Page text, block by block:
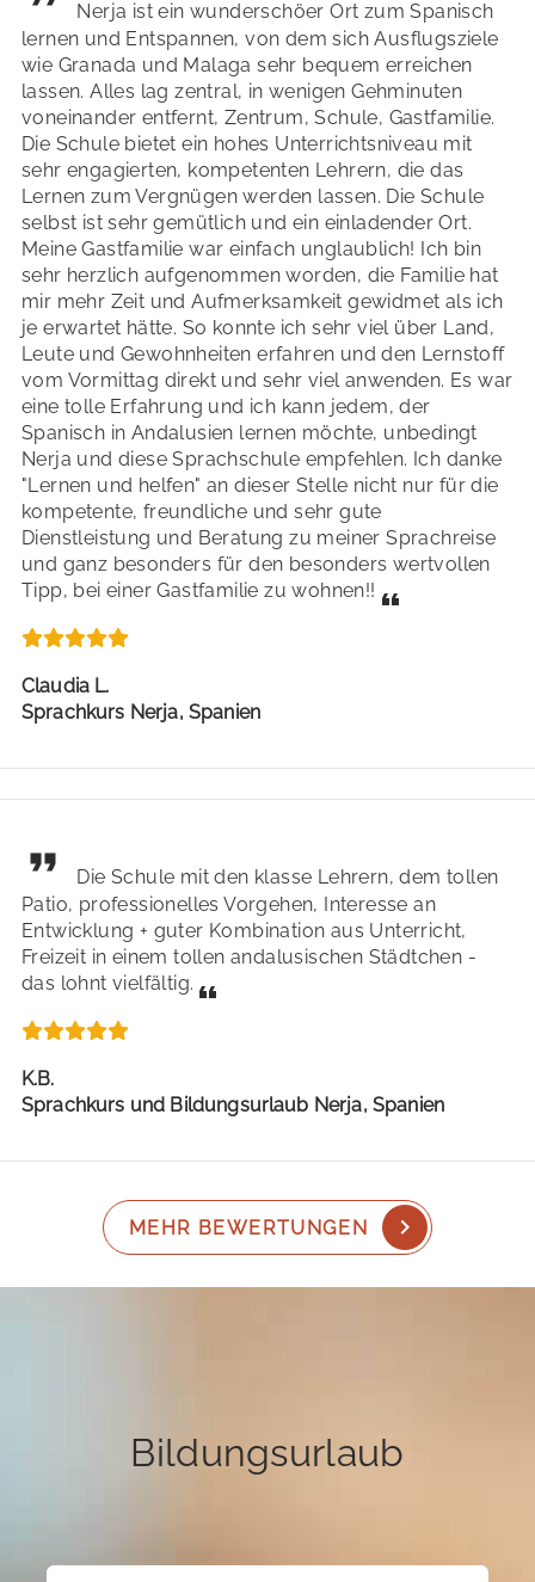
Nerja ist ein wunderschöer Ort zum Spanisch
lernen und Entspannen, von dem sich Ausflugsziele
wie Granada und Malaga sehr bequem erreichen
lassen. Alles lag zentral, in wenigen Gehminuten
voneinander entfernt, Zentrum, Schule, Gastfamilie.
Die Schule bietet ein hohes Unterrichtsniveau mit
sehr engagierten, kompetenten Lehrern, die das
Lernen zum Vergnügen werden lassen. Die Schule
selbst ist sehr gemütlich und ein einladender Ort.
Meine Gastfamilie war einfach unglaublich! Ich bin
sehr herzlich aufgenommen worden, die Familie hat
mir mehr Zeit und Aufmerksamkeit gewidmet als ich
je erwartet hätte. So konnte ich sehr viel über Land,
Leute und Gewohnheiten erfahren und den Lernstoff
vom Vormittag direkt und sehr viel anwenden. Es war
eine tolle Erfahrung und ich kann jedem, der
Spanisch in Andalusien lernen möchte, unbedingt
Nerja und diese Sprachschule empfehlen. Ich danke
"Lernen und helfen" an dieser Stelle nicht nur für die
kompetente, freundliche und sehr gute
Dienstleistung und Beratung zu meiner Sprachreise
und ganz besonders für den besonders wertvollen
Tipp, bei einer Gastfamilie zu wohnen!!
Claudia L.
Sprachkurs Nerja, Spanien
Die Schule mit den klasse Lehrern, dem tollen
Patio, professionelles Vorgehen, Interesse an
Entwicklung + guter Kombination aus Unterricht,
Freizeit in einem tollen andalusischen Städtchen -
das lohnt vielfältig.
K.B.
Sprachkurs und Bildungsurlaub Nerja, Spanien
MEHR BEWERTUNGEN
Bildungsurlaub